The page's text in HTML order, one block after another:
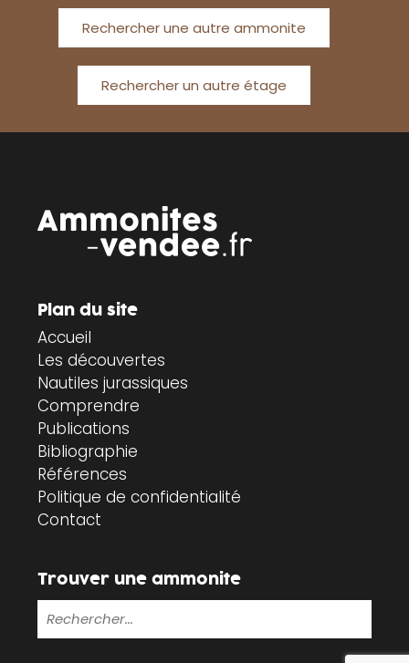
Rechercher une autre ammonite
Rechercher un autre étage
Plan du site
Accueil
Les découvertes
Nautiles jurassiques
Comprendre
Publications
Bibliographie
Références
Politique de confidentialité
Contact
Trouver une ammonite